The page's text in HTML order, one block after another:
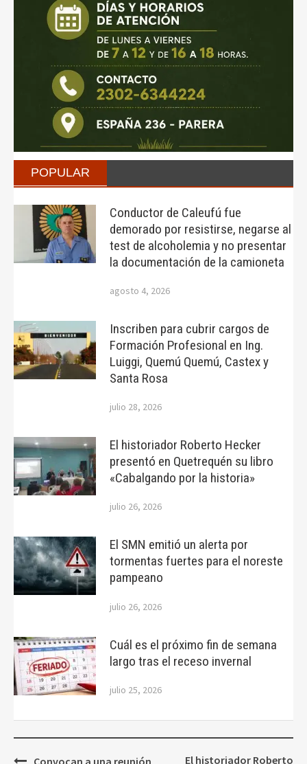
POPULAR
Conductor de Caleufú fue
demorado por resistirse, negarse al
test de alcoholemia y no presentar
la documentación de la camioneta
agosto 4, 2026
Inscriben para cubrir cargos de
Formación Profesional en Ing.
Luiggi, Quemú Quemú, Castex y
Santa Rosa
julio 28, 2026
El historiador Roberto Hecker
presentó en Quetrequén su libro
«Cabalgando por la historia»
julio 26, 2026
El SMN emitió un alerta por
tormentas fuertes para el noreste
pampeano
julio 26, 2026
Cuál es el próximo fin de semana
largo tras el receso invernal
julio 25, 2026
Navegación
Convocan a una reunión
El historiador Roberto